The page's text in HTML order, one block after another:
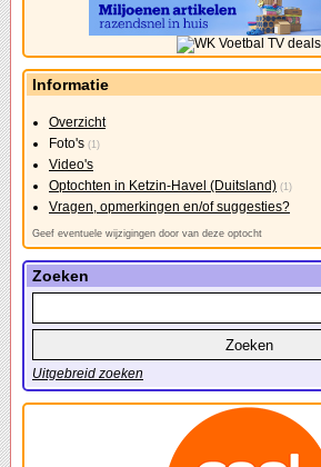
Informatie
Overzicht
Foto's (1)
Video's
Optochten in Ketzin-Havel (Duitsland) (1)
Vragen, opmerkingen en/of suggesties?
Geef eventuele wijzigingen door van deze optocht
Zoeken
Uitgebreid zoeken